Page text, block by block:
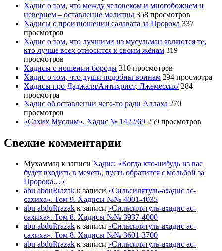
Хадис о том, что между человеком и многобожием и
неверием – оставление молитвы 358 просмотров
Хадисы о произношении салавата за Пророка 337
просмотров
Хадис о том, что лучшими из мусульман являются те,
кто лучше всех относится к своим жёнам 319
просмотров
Хадисы о ношении бороды 310 просмотров
Хадис о том, что души подобны воинам 294 просмотра
Хадисы про Даджаля/Антихрист, Лжемессия/ 284
просмотра
Хадис об оставлении чего-то ради Аллаха 270
просмотров
«Сахих Муслим». Хадис № 1422/69 259 просмотров
Свежие комментарии
Мухаммад к записи Хадис: «Когда кто-нибудь из вас
будет входить в мечеть, пусть обратится с мольбой за
Пророка…»
abu abduRrazak к записи «Сильсилятуль-ахадис ас-
сахиха». Том 9. Хадисы №№ 4001-4035
abu abduRrazak к записи «Сильсилятуль-ахадис ас-
сахиха». Том 8. Хадисы №№ 3937-4000
abu abduRrazak к записи «Сильсилятуль-ахадис ас-
сахиха». Том 8. Хадисы №№ 3601-3700
abu abduRrazak к записи «Сильсилятуль-ахадис ас-